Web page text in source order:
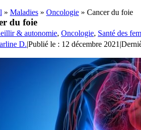
» Maladies» Oncologie» Cancer du foie
du foie
& autonomie, Oncologie, Santé des
D.|Publié le : 12 décembre 2021 |